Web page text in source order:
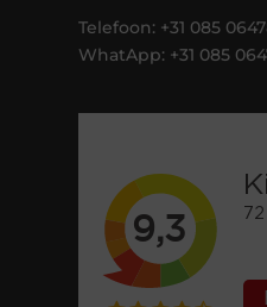
Telefoon: +31 085
WhatApp: +31 085